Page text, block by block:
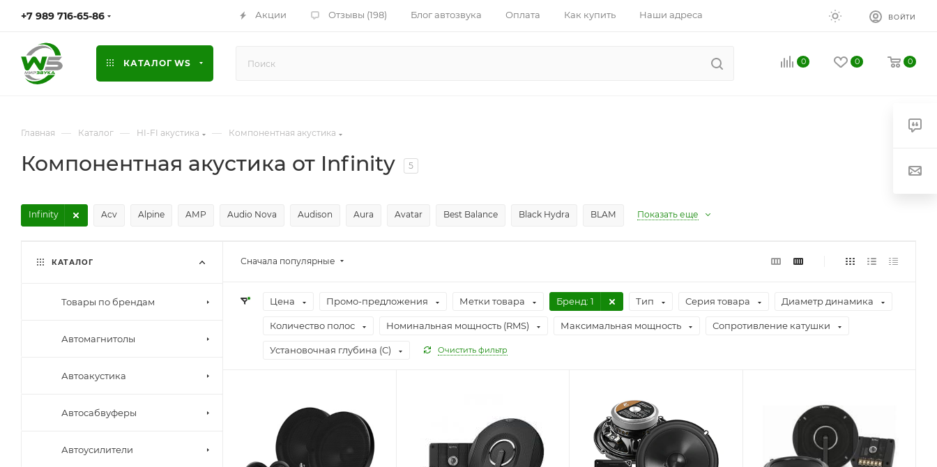
+7 989 716-65-86 Акции Отзывы (198) Блог автозвука Оплата Как купить Наши адреса ВОЙТИ
КАТАЛОГ WS 0 0 0
Главная — Каталог — HI-FI акустика — Компонентная акустика
Компонентная акустика от Infinity 5
Acv Alpine AMP Audio Nova Audison Aura Avatar Best Balance Black Hydra BLAM
Infinity Показать еще
Сначала популярные
Цена Промо-предложения Метки товара Бренд: 1 Тип Серия товара Диаметр динамика
Количество полос Номинальная мощность (RMS) Максимальная мощность Сопротивление катушки
Установочная глубина (C) Очистить фильтр
КАТАЛОГ
Товары по брендам
Автомагнитолы
Автоакустика
Автосабвуферы
Автоусилители